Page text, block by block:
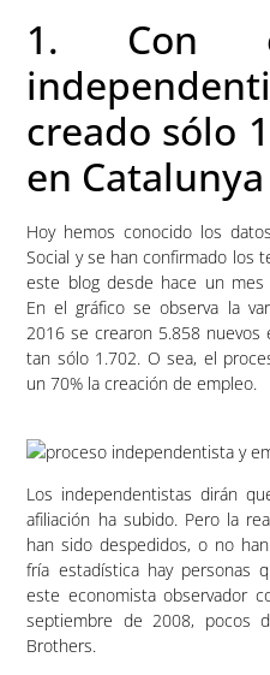
1. Con
creado sólo
en
Hoy hemos conocido los
Social y se han confirmado los
este blog desde hace un mes
En el gráfico se observa la
2016 se crearon 5.858
tan sólo 1.702. O sea, el
un 70% la creación de empleo.
Los independentistas dirán
afiliación ha subido. Pero la
han sido despedidos, o no
fría estadística hay personas
este economista observador
septiembre de 2008, pocos
Brothers.